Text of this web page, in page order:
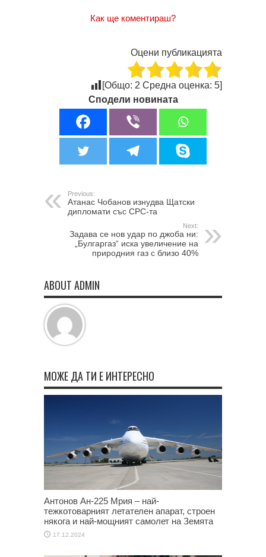
Как ще коментираш?
Оцени публикацията
[Общо: 2 Средна оценка: 5]
Сподели новината
Previous:
Атанас Чобанов изнудва Щатски
дипломати със СРС-та
Next:
Задава се нов удар по джоба ни:
„Булгаргаз“ иска увеличение на
природния газ с близо 40%
ABOUT ADMIN
МОЖЕ ДА ТИ Е ИНТЕРЕСНО
Антонов Ан-225 Мрия – най-
тежкотоварният летателен апарат, строен
някога и най-мощният самолет на Земята
17.12.2024